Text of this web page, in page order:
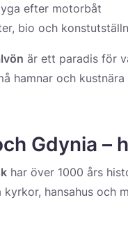
efter motorbåt
bio och
är ett paradis för
hamnar och kustnära
Gdynia –
har över 1000 års
hansahus och